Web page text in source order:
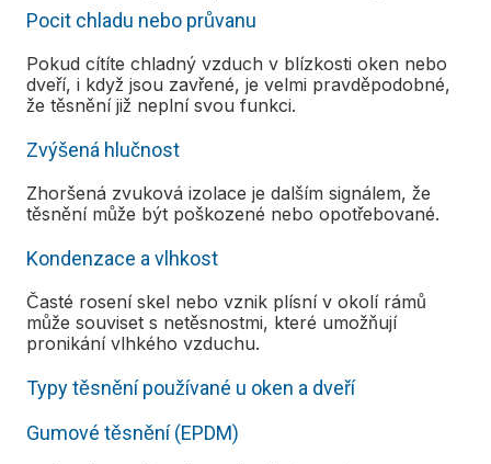
Pocit chladu nebo průvanu
Pokud cítíte chladný vzduch v blízkosti oken nebo
dveří, i když jsou zavřené, je velmi pravděpodobné,
že těsnění již neplní svou funkci.
Zvýšená hlučnost
Zhoršená zvuková izolace je dalším signálem, že
těsnění může být poškozené nebo opotřebované.
Kondenzace a vlhkost
Časté rosení skel nebo vznik plísní v okolí rámů
může souviset s netěsnostmi, které umožňují
pronikání vlhkého vzduchu.
Typy těsnění používané u oken a dveří
Gumové těsnění (EPDM)